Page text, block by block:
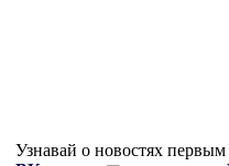
Узнавай о новостях первым